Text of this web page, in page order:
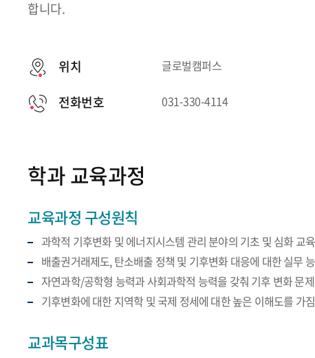
합니다.
위치 글로벌캠퍼스
전화번호 031-330-4114
학과 교육과정
교육과정 구성원칙
과학적 기후변화 및 에너지시스템 관리 분야의 기초 및 심화 교
배출권거래제도, 탄소배출 정책 및 기후변화 대응에 대한 실무
자연과학/공학형 능력과 사회과학적 능력을 갖춰 기후 변화 문
기후변화에 대한 지역학 및 국제 정세에 대한 높은 이해도를 가
교과목구성표